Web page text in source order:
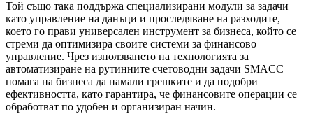
Той също така поддържа специализирани модули за задачи
като управление на данъци и проследяване на разходите,
което го прави универсален инструмент за бизнеса, който се
стреми да оптимизира своите системи за финансово
управление. Чрез използването на технологията за
автоматизиране на рутинните счетоводни задачи SMACC
помага на бизнеса да намали грешките и да подобри
ефективността, като гарантира, че финансовите операции се
обработват по удобен и организиран начин.